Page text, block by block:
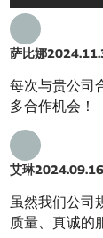
萨比娜
每次与贵公司
多合作机会！
艾琳
虽然我们公司
质量、真诚的